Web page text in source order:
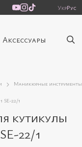
УкрРус
Аксессуары
Маникюрные инструменты
22/1
кутикулы
22/1